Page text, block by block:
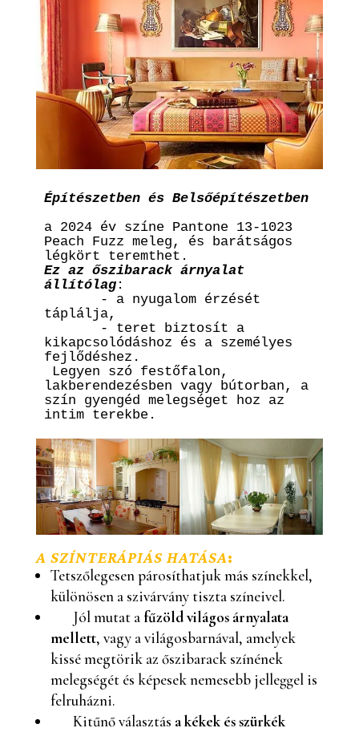
Építészetben és Belsőépítészetben
a 2024 év színe Pantone 13-1023
Peach Fuzz meleg, és barátságos
Ez az őszibarack árnyalat
állítólag:
táplálja,
kikapcsolódáshoz és a személyes
fejlődéshez.
lakberendezésben vagy bútorban, a
szín gyengéd melegséget hoz az
A SZÍNTERÁPIÁS HATÁSA:
Tetszőlegesen párosíthatjuk más színekkel,
különösen a szivárvány tiszta színeivel.
Jól mutat a fűzöld világos árnyalata
mellett, vagy a világosbarnával, amelyek
kissé megtörik az őszibarack színének
melegségét és képesek nemesebb jelleggel is
felruházni.
Kitűnő választás a kékek és szürkék